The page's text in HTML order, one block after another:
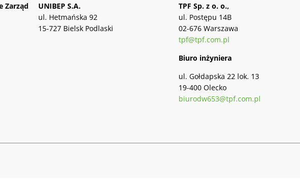
Zarząd
UNIBEP S.A.
ul. Hetmańska 92
15-727 Bielsk Podlaski
TPF Sp. z o. o.,
ul. Postępu 14B
02-676 Warszawa
tpf@tpf.com.pl
Biuro inżyniera
ul. Gołdapska 22 lok. 13
19-400 Olecko
biurodw653@tpf.com.pl